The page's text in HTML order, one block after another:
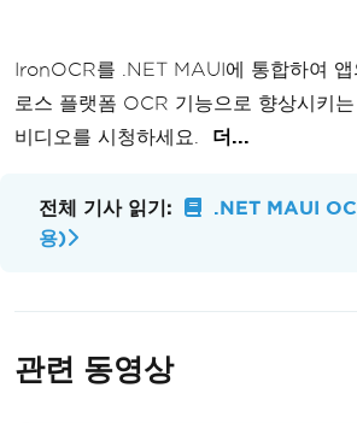
IronOCR를 .NET MAUI에 통합하여 앱
로스 플랫폼 OCR 기능으로 향상시키
비디오를 시청하세요.
더...
전체 기사 읽기:
.NET MAUI
용)
관련 동영상